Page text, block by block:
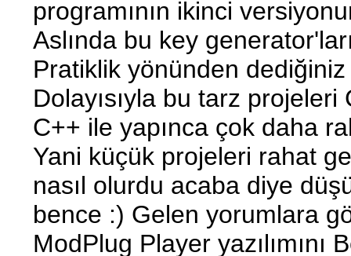
programının ikinci
Aslında bu key
Pratiklik yönünden
Dolayısıyla bu tarz
C++ ile yapınca çok daha
Yani küçük projeleri rahat
nasıl olurdu acaba diye
bence :) Gelen yorumlara
ModPlug Player